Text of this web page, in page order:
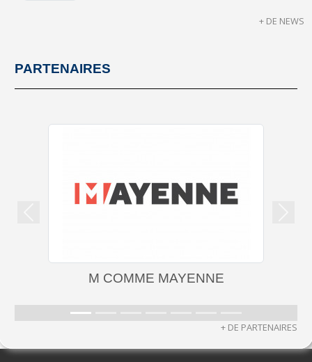
+ DE NEWS
PARTENAIRES
M COMME MAYENNE
+ DE PARTENAIRES